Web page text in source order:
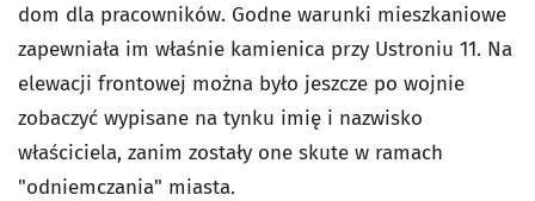
dom dla pracowników. Godne warunki mieszkaniowe
zapewniała im właśnie kamienica przy Ustroniu 11. Na
elewacji frontowej można było jeszcze po wojnie
zobaczyć wypisane na tynku imię i nazwisko
właściciela, zanim zostały one skute w ramach
"odniemczania" miasta.